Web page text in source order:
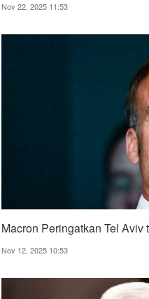
Nov 22, 2025 11:53
Macron Peringatkan Tel
Nov 12, 2025 10:53